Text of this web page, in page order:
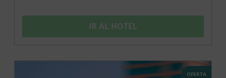
IR AL HOTEL
OFERTA